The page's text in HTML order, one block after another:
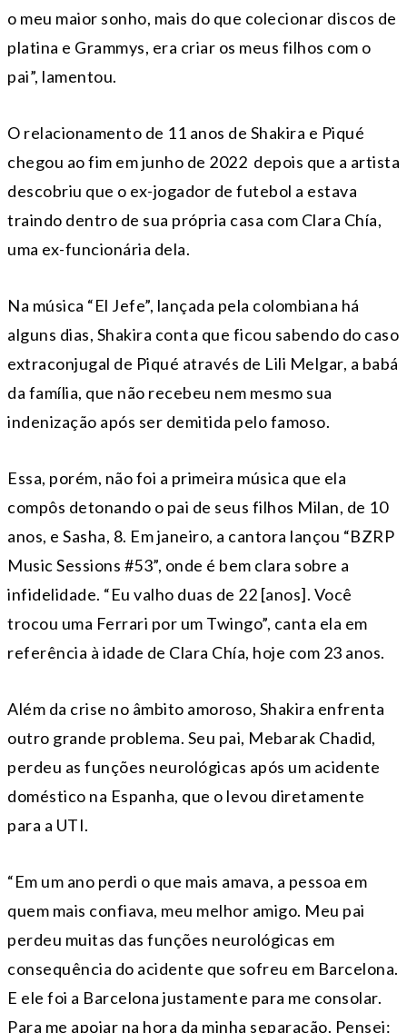
o meu maior sonho, mais do que colecionar discos de
platina e Grammys, era criar os meus filhos com o
pai”, lamentou.
O relacionamento de 11 anos de Shakira e Piqué
chegou ao fim em junho de 2022 depois que a artista
descobriu que o ex-jogador de futebol a estava
traindo dentro de sua própria casa com Clara Chía,
uma ex-funcionária dela.
Na música “El Jefe”, lançada pela colombiana há
alguns dias, Shakira conta que ficou sabendo do caso
extraconjugal de Piqué através de Lili Melgar, a babá
da família, que não recebeu nem mesmo sua
indenização após ser demitida pelo famoso.
Essa, porém, não foi a primeira música que ela
compôs detonando o pai de seus filhos Milan, de 10
anos, e Sasha, 8. Em janeiro, a cantora lançou “BZRP
Music Sessions #53”, onde é bem clara sobre a
infidelidade. “Eu valho duas de 22 [anos]. Você
trocou uma Ferrari por um Twingo”, canta ela em
referência à idade de Clara Chía, hoje com 23 anos.
Além da crise no âmbito amoroso, Shakira enfrenta
outro grande problema. Seu pai, Mebarak Chadid,
perdeu as funções neurológicas após um acidente
doméstico na Espanha, que o levou diretamente
para a UTI.
“Em um ano perdi o que mais amava, a pessoa em
quem mais confiava, meu melhor amigo. Meu pai
perdeu muitas das funções neurológicas em
consequência do acidente que sofreu em Barcelona.
E ele foi a Barcelona justamente para me consolar.
Para me apoiar na hora da minha separação. Pensei: